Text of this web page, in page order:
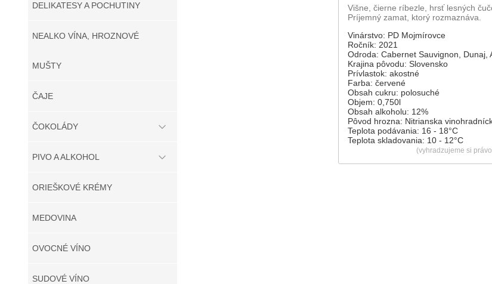
DELIKATESY A POCHUTINY
NEALKO VÍNA, HROZNOVÉ
MUŠTY
ČAJE
ČOKOLÁDY
PIVO A ALKOHOL
ORIEŠKOVÉ KRÉMY
MEDOVINA
OVOCNÉ VÍNO
SUDOVÉ VÍNO
Višne, čierne ríbezle, hrsť lesných
Príjemný zamat, ktorý rozmaznáva.
Vinárstvo: PD Mojmírovce
Ročník: 2021
Odroda: Cabernet Sauvignon, Dunaj,
Krajina pôvodu: Slovensko
Prívlastok: akostné
Farba: červené
Obsah cukru: polosuché
Objem: 0,750l
Obsah alkoholu: 12%
Pôvod hrozna: Nitrianska
Teplota podávania: 16 - 18°C
Teplota skladovania: 10 - 12°C
(vyhradzujeme si